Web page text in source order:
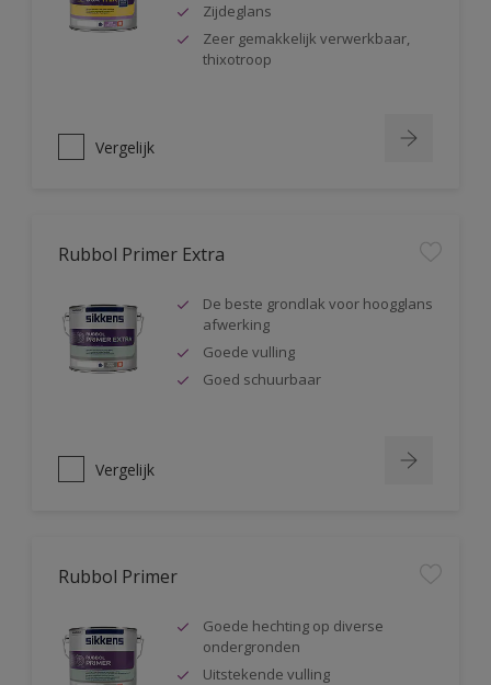
Zijdeglans
Zeer gemakkelijk verwerkbaar,
thixotroop
Vergelijk
Rubbol Primer Extra
De beste grondlak voor hoogglans
afwerking
Goede vulling
Goed schuurbaar
Vergelijk
Rubbol Primer
Goede hechting op diverse
ondergronden
Uitstekende vulling